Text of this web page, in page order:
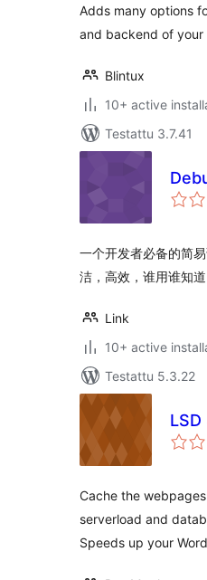
Adds many options
and backend of your
Blintux
10+ active
Testattu 3.7.41
一个开发者必备的简
洁，高效，谁用谁知道
Link
10+ active
Testattu 5.3.22
Cache the
serverload and
Speeds up your